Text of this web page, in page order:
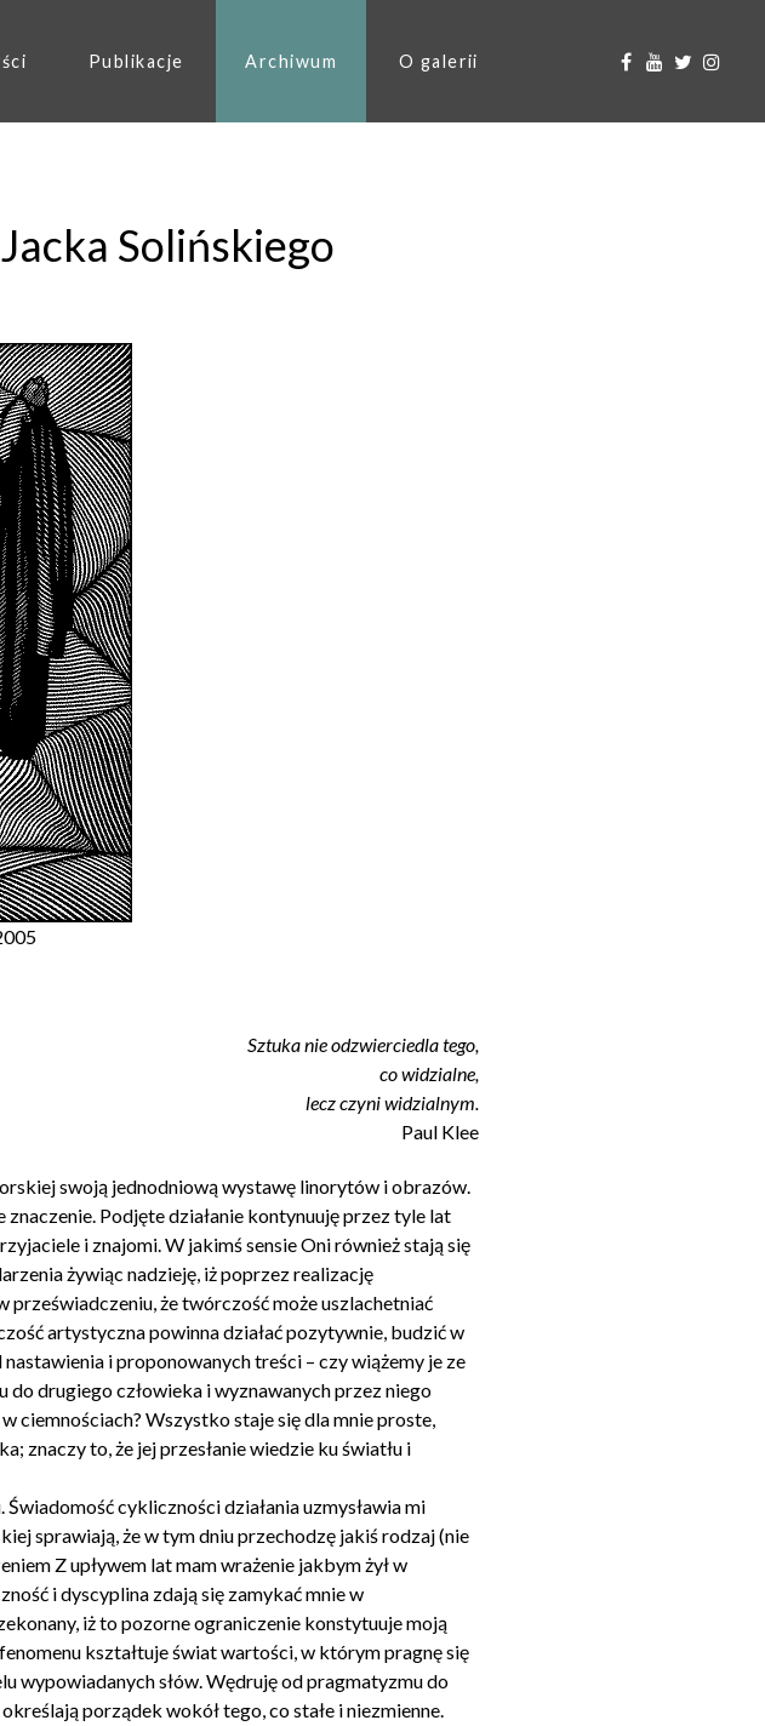
Publikacje Archiwum O galerii
Solińskiego
Sztuka nie odzwierciedla tego,
co widzialne,
lecz czyni widzialnym.
Paul Klee
swoją jednodniową wystawę linorytów i obrazów.
Podjęte działanie kontynuuję przez tyle lat
i znajomi. W jakimś sensie Oni również stają się
żywiąc nadzieję, iż poprzez realizację
że twórczość może uszlachetniać
artystyczna powinna działać pozytywnie, budzić w
nastawienia i proponowanych treści – czy wiążemy je ze
drugiego człowieka i wyznawanych przez niego
ciemnościach? Wszystko staje się dla mnie proste,
znaczy to, że jej przesłanie wiedzie ku światłu i
cykliczności działania uzmysławia mi
sprawiają, że w tym dniu przechodzę jakiś rodzaj (nie
Z upływem lat mam wrażenie jakbym żył w
i dyscyplina zdają się zamykać mnie w
iż to pozorne ograniczenie konstytuuje moją
kształtuje świat wartości, w którym pragnę się
wypowiadanych słów. Wędruję od pragmatyzmu do
porządek wokół tego, co stałe i niezmienne.